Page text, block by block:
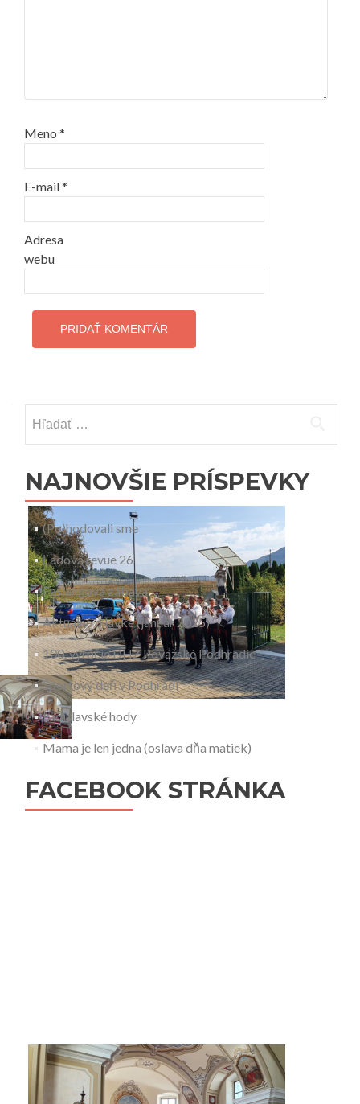
Meno *
E-mail*
Adresa
webu
NAJNOVŠIE PRÍSPEVKY
(Po)hodovali sme
Ľadová revue 26
Fašiangová zábava
Aktuálne o lávke (január 2025)
100. výročie DHZ Považské Podhradie
Športový deň v Podhradí
Ladislavské hody
Mama je len jedna (oslava dňa matiek)
FACEBOOK STRÁNKA